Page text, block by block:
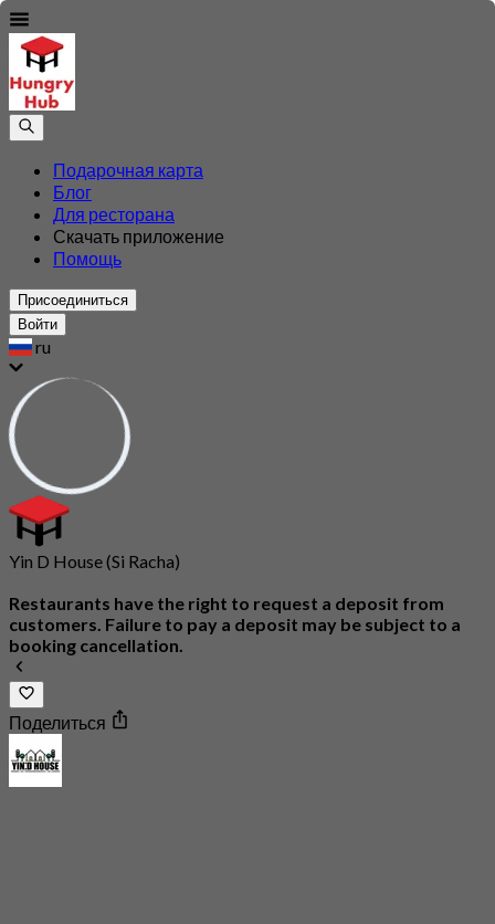
Подарочная карта
Блог
Для ресторана
Скачать приложение
Помощь
Присоединиться
Войти
ru
Yin D House (Si Racha)
Restaurants have the right to request a deposit from
customers. Failure to pay a deposit may be subject to a
booking cancellation.
Поделиться